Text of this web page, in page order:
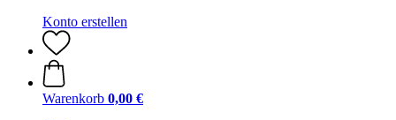
Konto erstellen
Warenkorb 0,00 €